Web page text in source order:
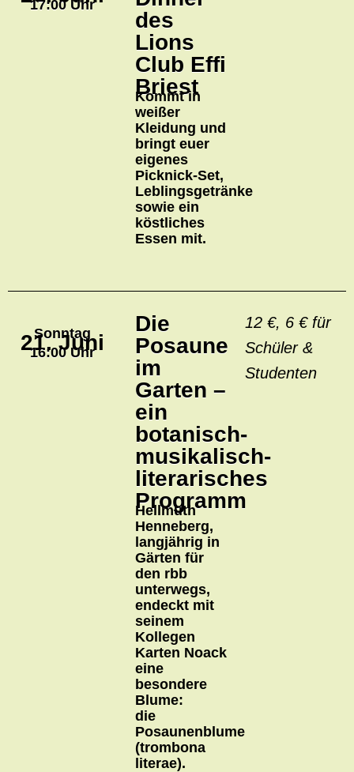
17:00 Uhr
des
Lions
Club Effi
Briest
Kommt in
weißer
Kleidung und
bringt euer
eigenes
Picknick-Set,
Leblingsgetränke
sowie ein
köstliches
Essen mit.
Sonntag
21. Juni
16:00 Uhr
Die
Posaune
im
Garten –
ein
botanisch-
musikalisch-
literarisches
Programm
Hellmuth
Henneberg,
langjährig in
Gärten für
den rbb
unterwegs,
endeckt mit
seinem
Kollegen
Karten Noack
eine
besondere
Blume:
die
Posaunenblume
(trombona
literae).
12 €, 6 € für
Schüler &
Studenten